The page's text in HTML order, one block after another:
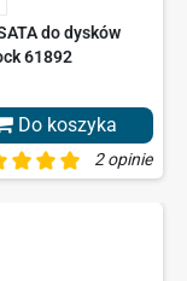
2 opinie
do dysków
61892
Do koszyka